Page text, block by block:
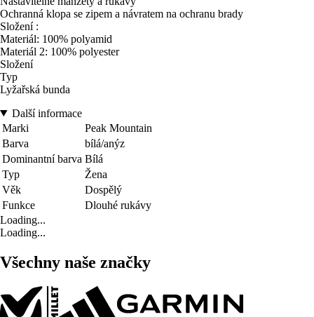
Ochranná klopa se zipem a návratem na ochranu brady
Složení :
Materiál: 100% polyamid
Materiál 2: 100% polyester
Složení
Typ
Lyžařská bunda
Další informace
Marki
Peak Mountain
Barva
bílá/anýz
Dominantní barva Bílá
Typ
Žena
Věk
Dospělý
Funkce
Dlouhé rukávy
Loading...
Loading...
Všechny naše značky